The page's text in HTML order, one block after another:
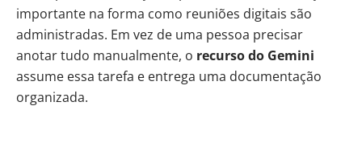
importante na forma como reuniões digitais são
administradas. Em vez de uma pessoa precisar
anotar tudo manualmente, o recurso do Gemini
assume essa tarefa e entrega uma documentação
organizada.